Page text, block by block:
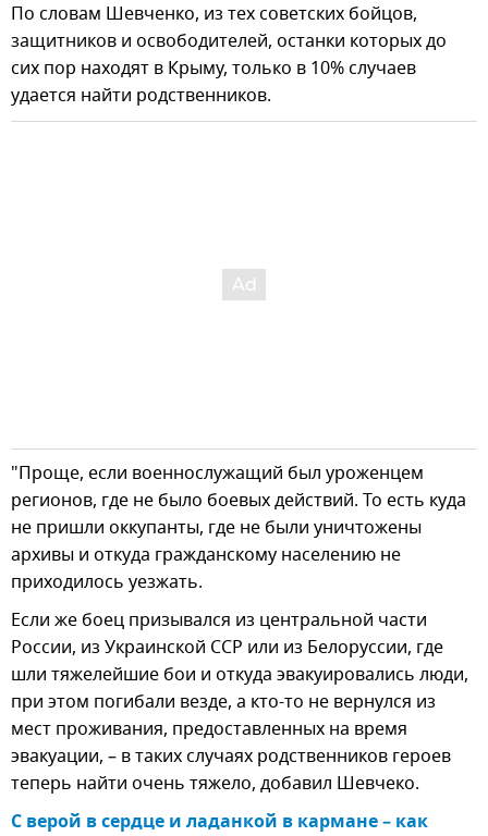
По словам Шевченко, из тех советских бойцов,
защитников и освободителей, останки которых до
сих пор находят в Крыму, только в 10% случаев
удается найти родственников.
"Проще, если военнослужащий был уроженцем
регионов, где не было боевых действий. То есть куда
не пришли оккупанты, где не были уничтожены
архивы и откуда гражданскому населению не
приходилось уезжать.
Если же боец призывался из центральной части
России, из Украинской ССР или из Белоруссии, где
шли тяжелейшие бои и откуда эвакуировались люди,
при этом погибали везде, а кто-то не вернулся из
мест проживания, предоставленных на время
эвакуации, – в таких случаях родственников героев
теперь найти очень тяжело, добавил Шевчеко.
С верой в сердце и ладанкой в кармане – как